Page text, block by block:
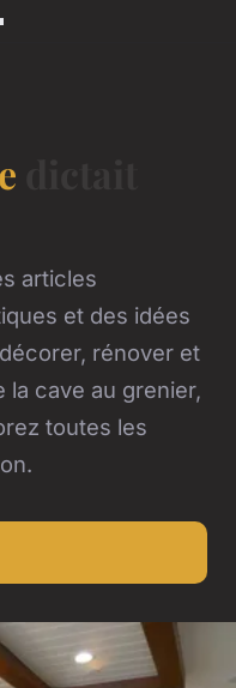
articles
et des idées
rénover et
la cave au grenier,
toutes les